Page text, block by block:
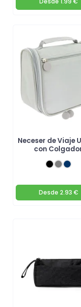
Desde 1.99 €
Neceser de Viaje
con
Desde 2.93 €